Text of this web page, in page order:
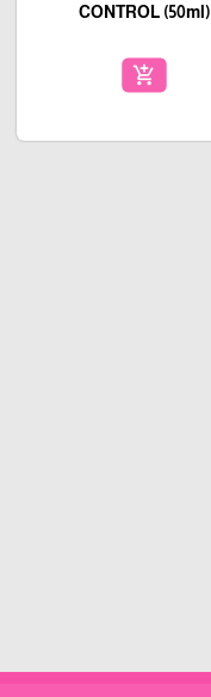
CONTROL (50ml)
add_shopping_cart